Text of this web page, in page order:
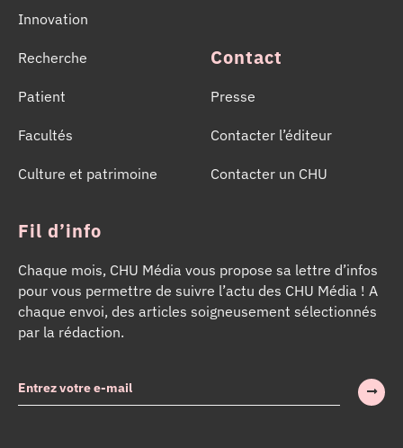
Innovation
Recherche
Patient
Facultés
Culture et patrimoine
Contact
Presse
Contacter l’éditeur
Contacter un CHU
Fil d’info
Chaque mois, CHU Média vous propose sa lettre d’infos
pour vous permettre de suivre l’actu des CHU Média ! A
chaque envoi, des articles soigneusement sélectionnés
par la rédaction.